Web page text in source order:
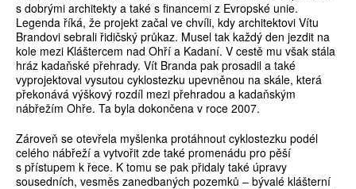
s dobrými architekty a také s financemi z Evropské unie.
Legenda říká, že projekt začal ve chvíli, kdy architektovi Vítu
Brandovi sebrali řidičský průkaz. Musel tak každý den jezdit na
kole mezi Kláštercem nad Ohří a Kadaní. V cestě mu však stála
hráz kadaňské přehrady. Vít Branda pak prosadil a také
vyprojektoval vysutou cyklostezku upevněnou na skále, která
překonává výškový rozdíl mezi přehradou a kadaňským
nábřežím Ohře. Ta byla dokončena v roce 2007.
Zároveň se otevřela myšlenka protáhnout cyklostezku podél
celého nábřeží a vytvořit zde také promenádu pro pěší
s přístupem k řece. K tomu se pak přidaly také úpravy
sousedních, vesměs zanedbaných pozemků – bývalé klášterní